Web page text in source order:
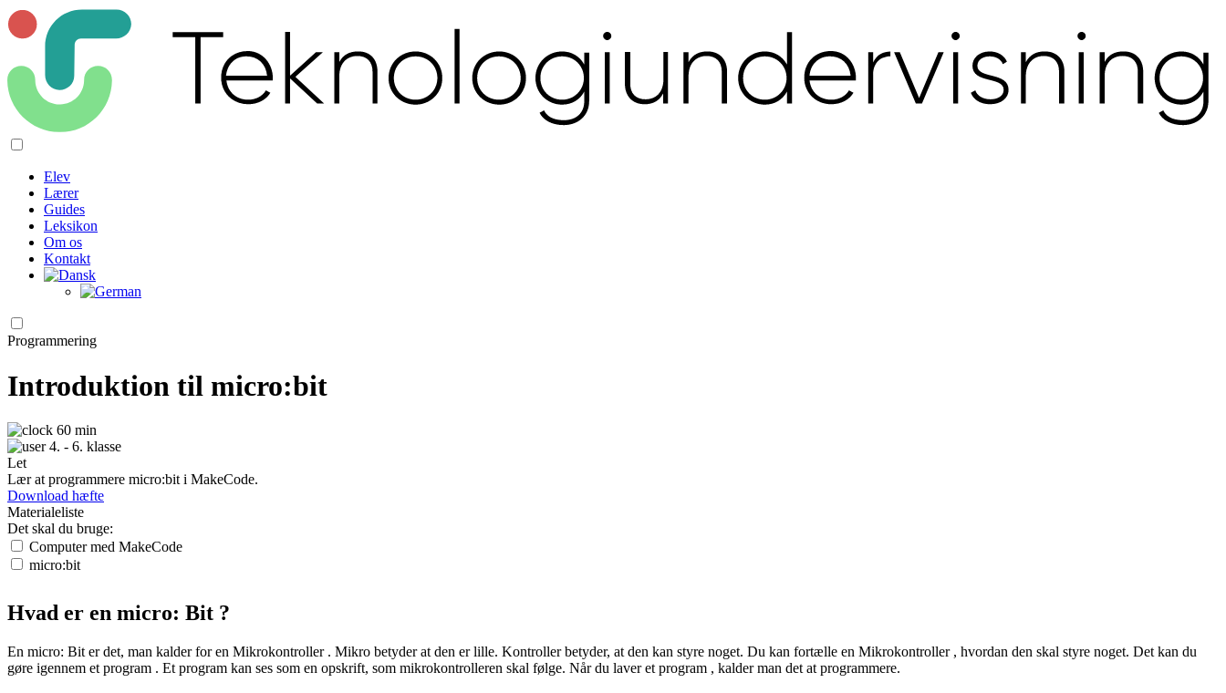
Elev
Lærer
Guides
Leksikon
Om os
Kontakt
Programmering
Introduktion til micro:bit
60 min
4. - 6. klasse
Let
Lær at programmere micro:bit i MakeCode.
Download hæfte
Materialeliste
Det skal du bruge:
Computer med MakeCode
micro:bit
Hvad er en micro: Bit ?
En micro: Bit er det, man kalder for en Mikrokontroller . Mikro betyder at den er lille. Kontroller betyder, at den kan styre noget. Du kan fortælle en Mikrokontroller , hvordan den skal styre noget. Det kan du
gøre igennem et program . Et program kan ses som en opskrift, som mikrokontrolleren skal følge. Når du laver et program , kalder man det at programmere.